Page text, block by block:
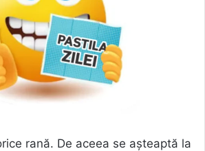
rană. De aceea se așteaptă la